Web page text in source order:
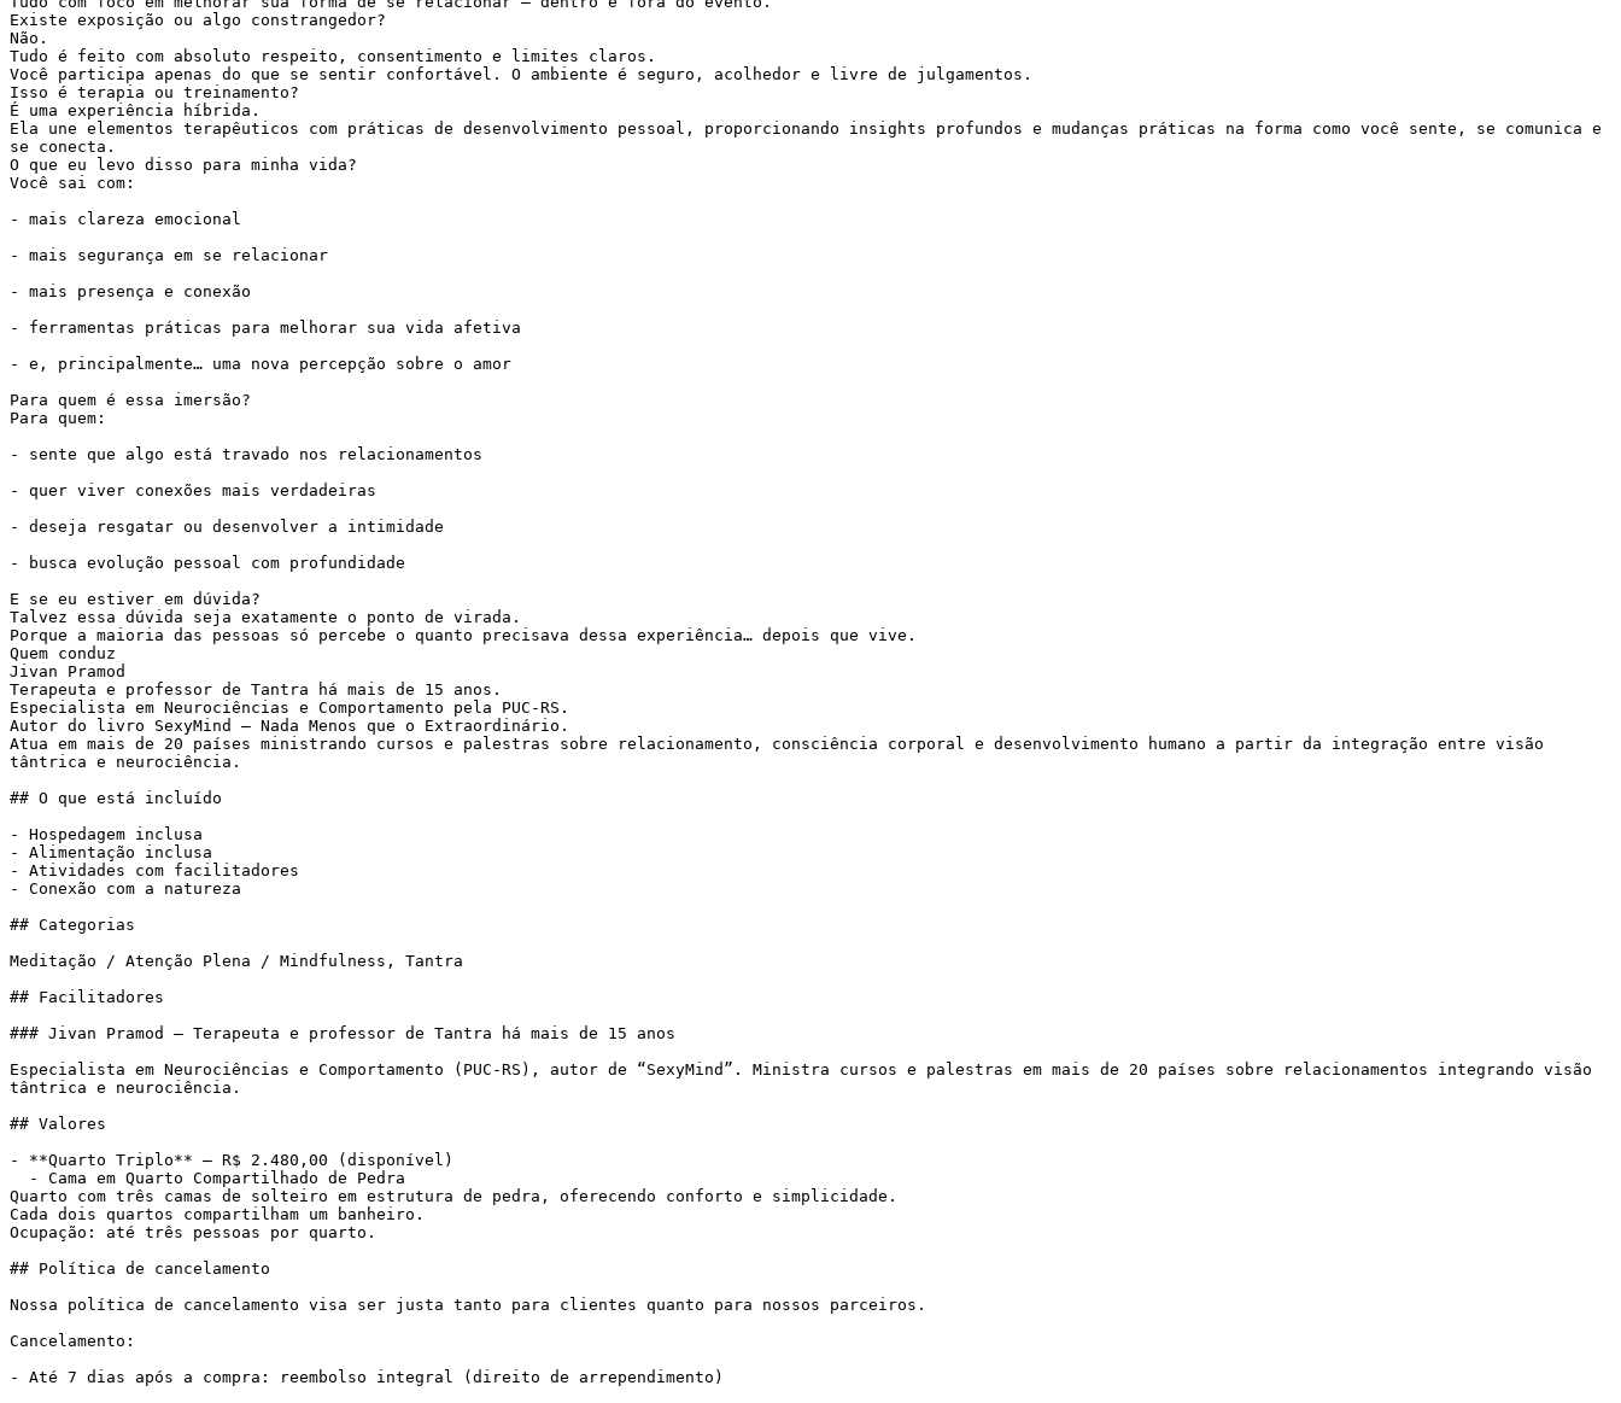
Existe exposição ou algo constrangedor?
Não.
Tudo é feito com absoluto respeito, consentimento e limites claros.
Você participa apenas do que se sentir confortável. O ambiente é seguro, acolhedor e livre de julgamentos.
Isso é terapia ou treinamento?
É uma experiência híbrida.
Ela une elementos terapêuticos com práticas de desenvolvimento pessoal, proporcionando insights profundos e mudanças práticas na forma como você sente, se comunica e
se conecta.
O que eu levo disso para minha vida?
Você sai com:
- mais clareza emocional
- mais segurança em se relacionar
- mais presença e conexão
- ferramentas práticas para melhorar sua vida afetiva
- e, principalmente… uma nova percepção sobre o amor
Para quem é essa imersão?
Para quem:
- sente que algo está travado nos relacionamentos
- quer viver conexões mais verdadeiras
- deseja resgatar ou desenvolver a intimidade
- busca evolução pessoal com profundidade
E se eu estiver em dúvida?
Talvez essa dúvida seja exatamente o ponto de virada.
Porque a maioria das pessoas só percebe o quanto precisava dessa experiência… depois que vive.
Quem conduz
Jivan Pramod
Terapeuta e professor de Tantra há mais de 15 anos.
Especialista em Neurociências e Comportamento pela PUC-RS.
Autor do livro SexyMind — Nada Menos que o Extraordinário.
Atua em mais de 20 países ministrando cursos e palestras sobre relacionamento, consciência corporal e desenvolvimento humano a partir da integração entre visão
tântrica e neurociência.
## O que está incluído
- Hospedagem inclusa
- Alimentação inclusa
- Atividades com facilitadores
- Conexão com a natureza
## Categorias
Meditação / Atenção Plena / Mindfulness, Tantra
## Facilitadores
### Jivan Pramod — Terapeuta e professor de Tantra há mais de 15 anos
Especialista em Neurociências e Comportamento (PUC-RS), autor de “SexyMind”. Ministra cursos e palestras em mais de 20 países sobre relacionamentos integrando visão
tântrica e neurociência.
## Valores
- **Quarto Triplo** — R$ 2.480,00 (disponível)
Quarto com três camas de solteiro em estrutura de pedra, oferecendo conforto e simplicidade.
Cada dois quartos compartilham um banheiro.
Ocupação: até três pessoas por quarto.
## Política de cancelamento
Nossa política de cancelamento visa ser justa tanto para clientes quanto para nossos parceiros.
Cancelamento:
- Até 7 dias após a compra: reembolso integral (direito de arrependimento)